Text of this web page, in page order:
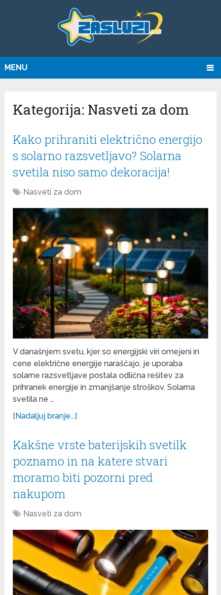
MENU
Kategorija: Nasveti za dom
Kako prihraniti električno energijo
s solarno razsvetljavo? Solarna
svetila niso samo dekoracija!
Nasveti za dom
V današnjem svetu, kjer so energijski viri omejeni in
cene električne energije naraščajo, je uporaba
solarne razsvetljave postala odlična rešitev za
prihranek energije in zmanjšanje stroškov. Solarna
svetila ne …
[Nadaljuj branje...]
Kakšne vrste baterijskih svetilk
poznamo in na katere stvari
moramo biti pozorni pred
nakupom
Nasveti za dom